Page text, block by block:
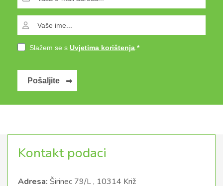
Slažem se s Uvjetima korištenja.
Pošaljite
Kontakt podaci
Adresa: Širinec 79/L , 10314 Križ